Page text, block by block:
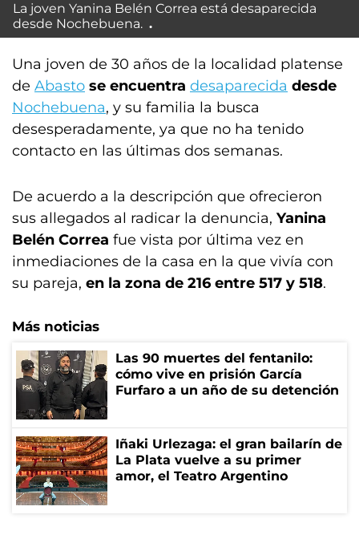
La joven Yanina Belén Correa está desaparecida
desde Nochebuena.
Una joven de 30 años de la localidad platense
de Abasto se encuentra desaparecida desde
Nochebuena, y su familia la busca
desesperadamente, ya que no ha tenido
contacto en las últimas dos semanas.
De acuerdo a la descripción que ofrecieron
sus allegados al radicar la denuncia, Yanina
Belén Correa fue vista por última vez en
inmediaciones de la casa en la que vivía con
su pareja, en la zona de 216 entre 517 y 518.
Más noticias
Las 90 muertes del fentanilo:
cómo vive en prisión García
Furfaro a un año de su detención
Iñaki Urlezaga: el gran bailarín de
La Plata vuelve a su primer
amor, el Teatro Argentino